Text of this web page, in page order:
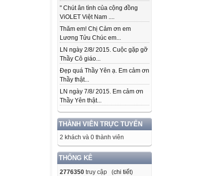
" Chút ân tình của cộng đồng
ViOLET Việt Nam ....
Thăm em! Chị Cảm ơn em
Lương Tửu Chúc em...
LN ngày 2/8/ 2015. Cuộc gặp gỡ
Thầy Cô giáo...
Đẹp quá Thầy Yên ạ. Em cảm ơn
Thầy thật...
LN ngày 7/8/ 2015. Em cảm ơn
Thầy Yên thật...
THÀNH VIÊN TRỰC TUYẾN
2 khách và 0 thành viên
THỐNG KÊ
2776350 truy cập (chi tiết)